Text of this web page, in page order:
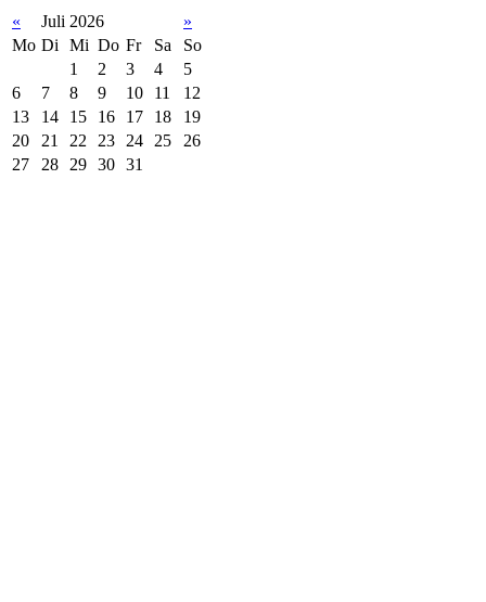
« Juli 2026
»
Mo Di Mi Do Fr Sa
So
1
2 3 4
5
6
7 8 9 10 11
12
13
14 15 16 17 18
19
20
21 22 23 24 25
26
27
28 29 30 31